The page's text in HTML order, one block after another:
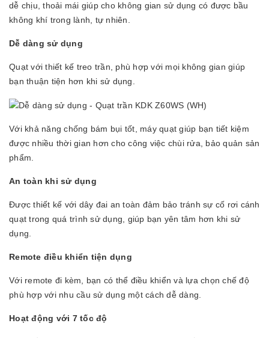
dễ chịu, thoải mái giúp cho không gian sử dụng có được bầu
không khí trong lành, tự nhiên.
Dễ dàng sử dụng
Quạt với thiết kế treo trần, phù hợp với mọi không gian giúp
bạn thuận tiện hơn khi sử dụng.
Với khả năng chống bám bụi tốt, máy quạt giúp bạn tiết kiệm
được nhiều thời gian hơn cho công việc chùi rửa, bảo quản sản
phẩm.
An toàn khi sử dụng
Được thiết kế với dây đai an toàn đảm bảo tránh sự cố rơi cánh
quạt trong quá trình sử dụng, giúp bạn yên tâm hơn khi sử
dụng.
Remote điều khiển tiện dụng
Với remote đi kèm, bạn có thể điều khiển và lựa chọn chế độ
phù hợp với nhu cầu sử dụng một cách dễ dàng.
Hoạt động với 7 tốc độ